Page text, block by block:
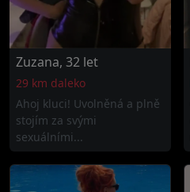
Zuzana, 32 let
29 km daleko
Ahoj kluci! Uvolněná a plně
stojím za svými
sexuálními...